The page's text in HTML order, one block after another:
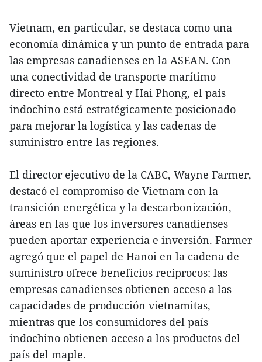
Vietnam, en particular, se destaca como una
economía dinámica y un punto de entrada para
las empresas canadienses en la ASEAN. Con
una conectividad de transporte marítimo
directo entre Montreal y Hai Phong, el país
indochino está estratégicamente posicionado
para mejorar la logística y las cadenas de
suministro entre las regiones.
El director ejecutivo de la CABC, Wayne Farmer,
destacó el compromiso de Vietnam con la
transición energética y la descarbonización,
áreas en las que los inversores canadienses
pueden aportar experiencia e inversión. Farmer
agregó que el papel de Hanoi en la cadena de
suministro ofrece beneficios recíprocos: las
empresas canadienses obtienen acceso a las
capacidades de producción vietnamitas,
mientras que los consumidores del país
indochino obtienen acceso a los productos del
país del maple.